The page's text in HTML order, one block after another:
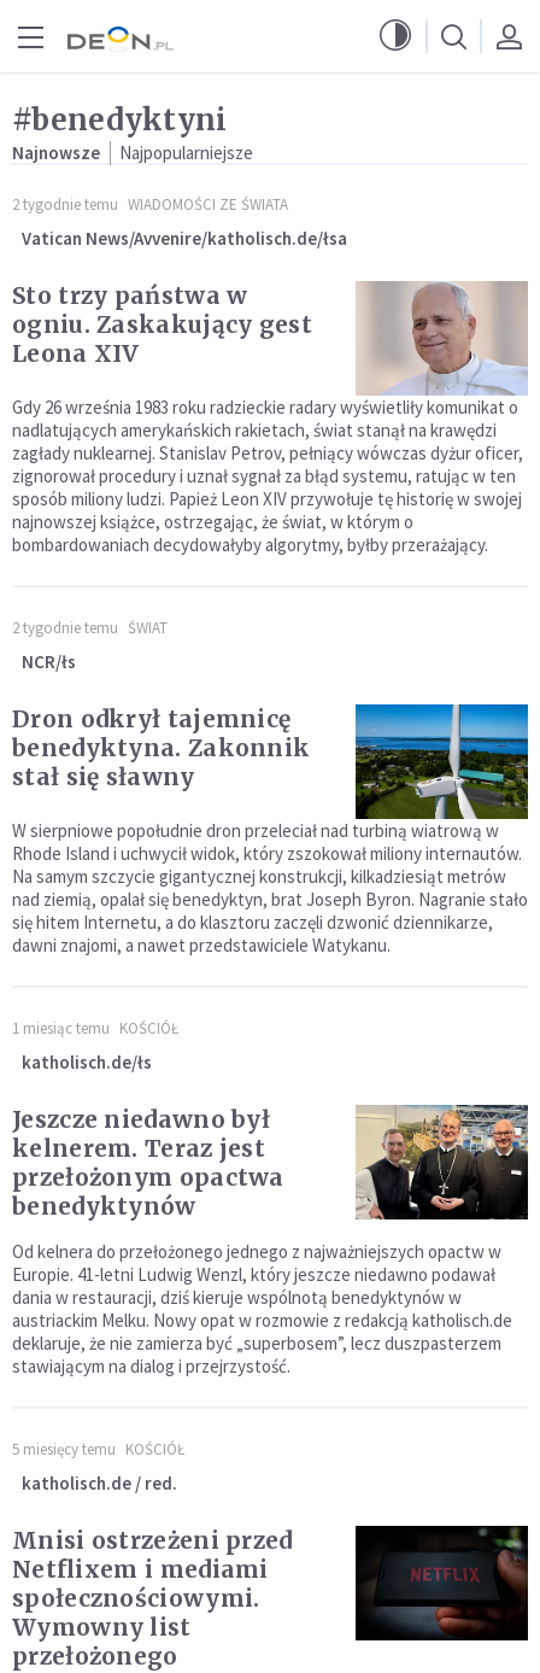
#benedyktyni
Najnowsze Najpopularniejsze
2 tygodnie temu WIADOMOŚCI ZE ŚWIATA
Vatican News/Avvenire/katholisch.de/łsa
Sto trzy państwa w
ogniu. Zaskakujący gest
Leona XIV
Gdy 26 września 1983 roku radzieckie radary wyświetliły komunikat o
nadlatujących amerykańskich rakietach, świat stanął na krawędzi
zagłady nuklearnej. Stanislav Petrov, pełniący wówczas dyżur oficer,
zignorował procedury i uznał sygnał za błąd systemu, ratując w ten
sposób miliony ludzi. Papież Leon XIV przywołuje tę historię w swojej
najnowszej książce, ostrzegając, że świat, w którym o
bombardowaniach decydowałyby algorytmy, byłby przerażający.
2 tygodnie temu ŚWIAT
NCR/łs
Dron odkrył tajemnicę
benedyktyna. Zakonnik
stał się sławny
W sierpniowe popołudnie dron przeleciał nad turbiną wiatrową w
Rhode Island i uchwycił widok, który zszokował miliony internautów.
Na samym szczycie gigantycznej konstrukcji, kilkadziesiąt metrów
nad ziemią, opalał się benedyktyn, brat Joseph Byron. Nagranie stało
się hitem Internetu, a do klasztoru zaczęli dzwonić dziennikarze,
dawni znajomi, a nawet przedstawiciele Watykanu.
1 miesiąc temu KOŚCIÓŁ
katholisch.de/łs
Jeszcze niedawno był
kelnerem. Teraz jest
przełożonym opactwa
benedyktynów
Od kelnera do przełożonego jednego z najważniejszych opactw w
Europie. 41-letni Ludwig Wenzl, który jeszcze niedawno podawał
dania w restauracji, dziś kieruje wspólnotą benedyktynów w
austriackim Melku. Nowy opat w rozmowie z redakcją katholisch.de
deklaruje, że nie zamierza być „superbosem”, lecz duszpasterzem
stawiającym na dialog i przejrzystość.
5 miesięcy temu KOŚCIÓŁ
katholisch.de / red.
Mnisi ostrzeżeni przed
Netflixem i mediami
społecznościowymi.
Wymowny list
przełożonego